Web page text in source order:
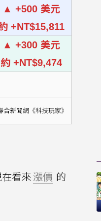
▲ +500 美元
+NT$15,811
▲ +300 美元
約 +NT$9,474
合新聞網《科技玩家》
看來漲價 的